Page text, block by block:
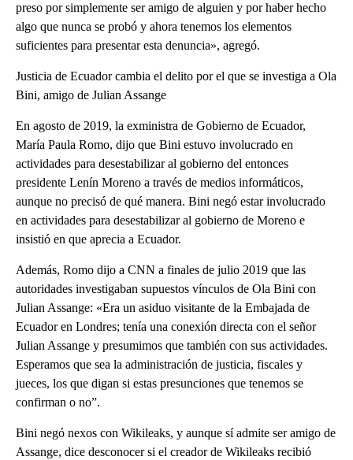
preso por simplemente ser amigo de alguien y por haber hecho
algo que nunca se probó y ahora tenemos los elementos
suficientes para presentar esta denuncia», agregó.
Justicia de Ecuador cambia el delito por el que se investiga a Ola
Bini, amigo de Julian Assange
En agosto de 2019, la exministra de Gobierno de Ecuador,
María Paula Romo, dijo que Bini estuvo involucrado en
actividades para desestabilizar al gobierno del entonces
presidente Lenín Moreno a través de medios informáticos,
aunque no precisó de qué manera. Bini negó estar involucrado
en actividades para desestabilizar al gobierno de Moreno e
insistió en que aprecia a Ecuador.
Además, Romo dijo a CNN a finales de julio 2019 que las
autoridades investigaban supuestos vínculos de Ola Bini con
Julian Assange: «Era un asiduo visitante de la Embajada de
Ecuador en Londres; tenía una conexión directa con el señor
Julian Assange y presumimos que también con sus actividades.
Esperamos que sea la administración de justicia, fiscales y
jueces, los que digan si estas presunciones que tenemos se
confirman o no”.
Bini negó nexos con Wikileaks, y aunque sí admite ser amigo de
Assange, dice desconocer si el creador de Wikileaks recibió